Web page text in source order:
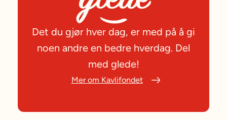
Det du gjør hver dag, er med på å gi
noen andre en bedre hverdag. Del
med glede!
Mer om Kavlifondet